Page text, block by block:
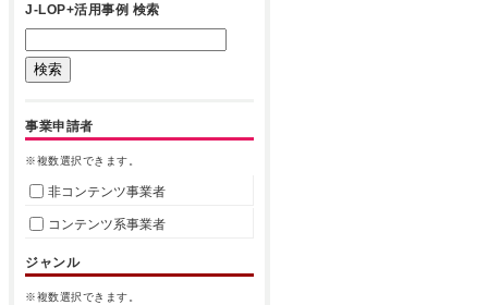
J-LOP+活用事例 検索
事業申請者
※複数選択できます。
非コンテンツ事業者
コンテンツ系事業者
ジャンル
※複数選択できます。